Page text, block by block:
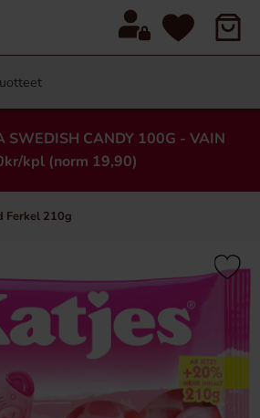
SWEDISH CANDY 100G - VAIN
kpl (norm 19,90)
Ferkel 210g
×